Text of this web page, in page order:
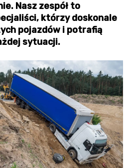
Nasz zespół to
którzy doskonale
pojazdów i potrafią
sytuacji.